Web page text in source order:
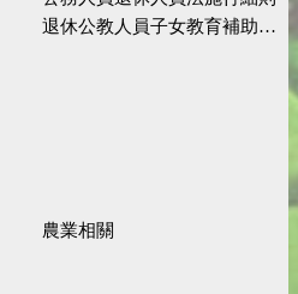
退休公教人員子女教育補助規定
農業相關